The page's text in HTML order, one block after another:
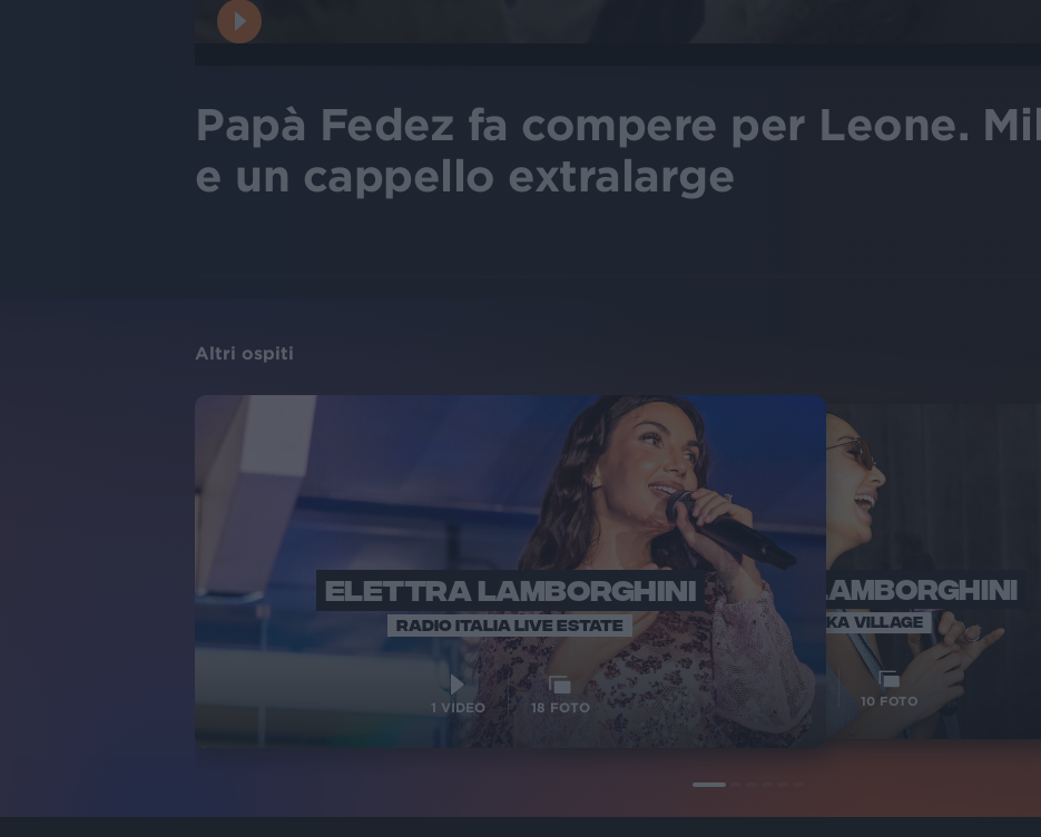
Papà Fedez fa compere per Leone.
e un cappello extralarge
Altri ospiti
ELETTRA LAMBORGHINI
RADIO ITALIA LIVE ESTATE
1 VIDEO 18 FOTO
ELETTRA LAMBORGHINI
VOI TANKA VILLAGE
10 FOTO
RADIO
VOI TANKA